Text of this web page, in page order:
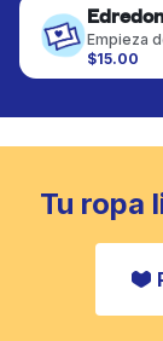
terminan de
trajes,
cuidado
textura.
Empieza
$15.00
Los artículos
más
Tu ropa